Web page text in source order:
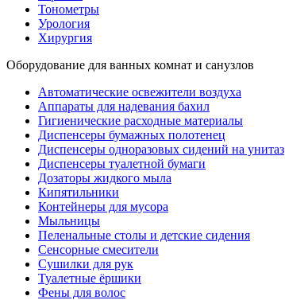
Тонометры
Урология
Хирургия
Оборудование для ванных комнат и санузлов
Автоматические освежители воздуха
Аппараты для надевания бахил
Гигиенические расходные материалы
Диспенсеры бумажных полотенец
Диспенсеры одноразовых сидений на унитаз
Диспенсеры туалетной бумаги
Дозаторы жидкого мыла
Кипятильники
Контейнеры для мусора
Мыльницы
Пеленальные столы и детские сидения
Сенсорные смесители
Сушилки для рук
Туалетные ёршики
Фены для волос